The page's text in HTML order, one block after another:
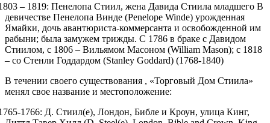
– 1819: Пенелопа Стиил, жена Давида Стиила младшего В
девичестве Пенелопа Винде (Penelope Winde) урожденная
Ямайки, дочь авантюриста-коммерсанта и освобожденной им
рабыни; была замужем трижды. С 1786 в браке с Давидом
Стиилом, с 1806 – Вильямом Масоном (William Mason); с 1818
– со Стенли Годдардом (Stanley Goddard) (1768-1840)
В течении своего существования , «Торговый Дом Стиила»
менял свое название и местоположение:
1766: Д. Стиил(е), Лондон, Библе и Кроун, улица Кинг,